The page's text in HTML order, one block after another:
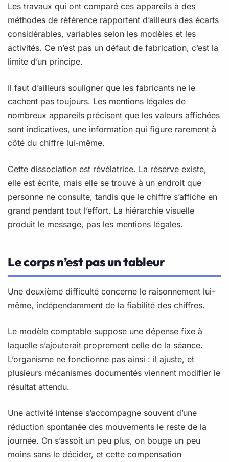
Les travaux qui ont comparé ces appareils à des
méthodes de référence rapportent d’ailleurs des écarts
considérables, variables selon les modèles et les
activités. Ce n’est pas un défaut de fabrication, c’est la
limite d’un principe.
Il faut d’ailleurs souligner que les fabricants ne le
cachent pas toujours. Les mentions légales de
nombreux appareils précisent que les valeurs affichées
sont indicatives, une information qui figure rarement à
côté du chiffre lui-même.
Cette dissociation est révélatrice. La réserve existe,
elle est écrite, mais elle se trouve à un endroit que
personne ne consulte, tandis que le chiffre s’affiche en
grand pendant tout l’effort. La hiérarchie visuelle
produit le message, pas les mentions légales.
Le corps n’est pas un tableur
Une deuxième difficulté concerne le raisonnement lui-
même, indépendamment de la fiabilité des chiffres.
Le modèle comptable suppose une dépense fixe à
laquelle s’ajouterait proprement celle de la séance.
L’organisme ne fonctionne pas ainsi : il ajuste, et
plusieurs mécanismes documentés viennent modifier le
résultat attendu.
Une activité intense s’accompagne souvent d’une
réduction spontanée des mouvements le reste de la
journée. On s’assoit un peu plus, on bouge un peu
moins sans le décider, et cette compensation